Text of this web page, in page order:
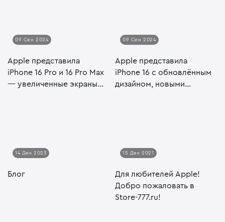
09 Сен 2024
Apple представила
iPhone 16 Pro и 16 Pro Max
— увеличенные экраны,
09 Сен 2024
Apple представила
iPhone 16 с обновлённым
дизайном, новыми
14 Дек 2023
Блог
15 Дек 2021
Для любителей Apple!
Добро пожаловать в
Store-777.ru!